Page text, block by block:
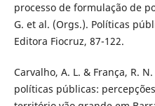
processo de formulação de
G. et al. (Orgs.). Políticas
Editora Fiocruz, 87-122.
Carvalho, A. L. & França, R.
políticas públicas: